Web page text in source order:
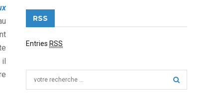
RSS
Entries RSS